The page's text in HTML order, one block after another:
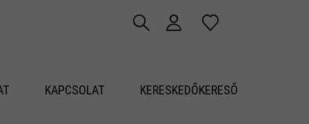
KAPCSOLAT KERESKEDŐKERESŐ